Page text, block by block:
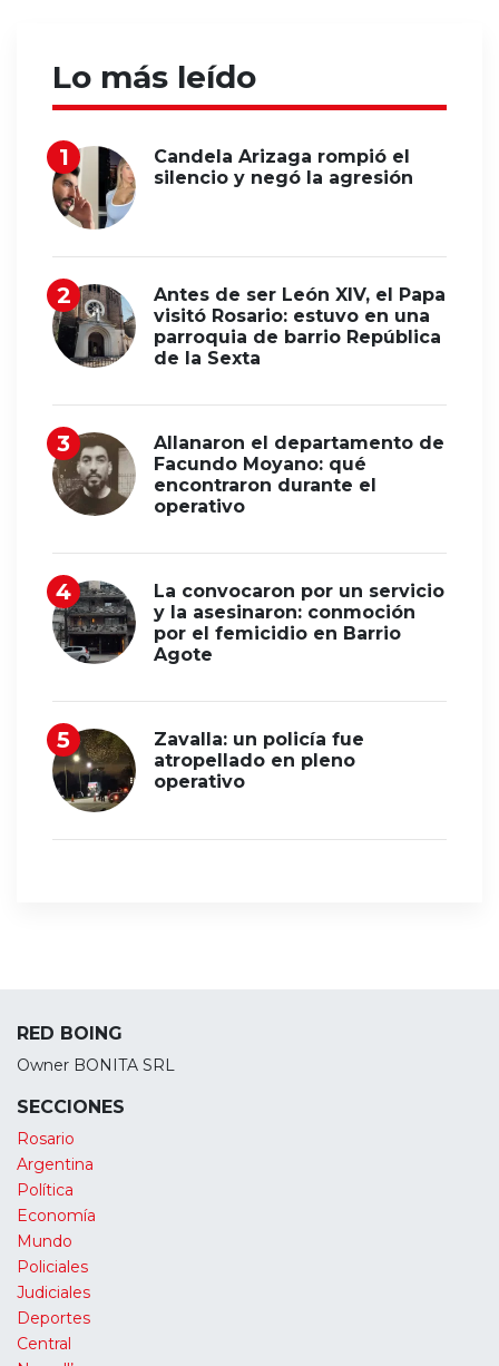
Lo más leído
Candela Arizaga rompió el
silencio y negó la agresión
Antes de ser León XIV, el Papa
visitó Rosario: estuvo en una
parroquia de barrio República
de la Sexta
Allanaron el departamento de
Facundo Moyano: qué
encontraron durante el
operativo
La convocaron por un servicio
y la asesinaron: conmoción
por el femicidio en Barrio
Agote
Zavalla: un policía fue
atropellado en pleno
operativo
RED BOING
Owner BONITA SRL
SECCIONES
Rosario
Argentina
Política
Economía
Mundo
Policiales
Judiciales
Deportes
Central